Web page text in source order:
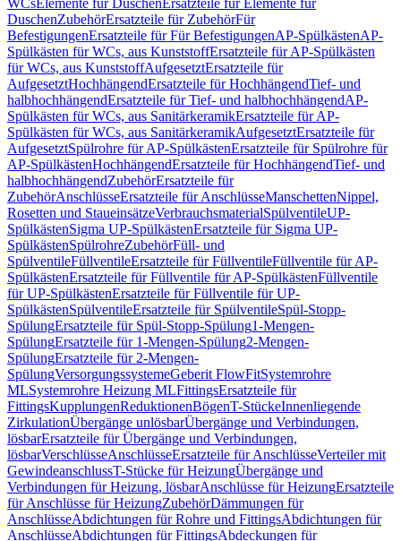
WCsElemente für DuschenErsatzteile für Elemente für
DuschenZubehörErsatzteile für ZubehörFür
BefestigungenErsatzteile für Für BefestigungenAP-SpülkästenAP-
Spülkästen für WCs, aus KunststoffErsatzteile für AP-Spülkästen
für WCs, aus KunststoffAufgesetztErsatzteile für
AufgesetztHochhängendErsatzteile für HochhängendTief- und
halbhochhängendErsatzteile für Tief- und halbhochhängendAP-
Spülkästen für WCs, aus SanitärkeramikErsatzteile für AP-
Spülkästen für WCs, aus SanitärkeramikAufgesetztErsatzteile für
AufgesetztSpülrohre für AP-SpülkästenErsatzteile für Spülrohre für
AP-SpülkästenHochhängendErsatzteile für HochhängendTief- und
halbhochhängendZubehörErsatzteile für
ZubehörAnschlüsseErsatzteile für AnschlüsseManschettenNippel,
Rosetten und StaueinsätzeVerbrauchsmaterialSpülventileUP-
SpülkästenSigma UP-SpülkästenErsatzteile für Sigma UP-
SpülkästenSpülrohreZubehörFüll- und
SpülventileFüllventileErsatzteile für FüllventileFüllventile für AP-
SpülkästenErsatzteile für Füllventile für AP-SpülkästenFüllventile
für UP-SpülkästenErsatzteile für Füllventile für UP-
SpülkästenSpülventileErsatzteile für SpülventileSpül-Stopp-
SpülungErsatzteile für Spül-Stopp-Spülung1-Mengen-
SpülungErsatzteile für 1-Mengen-Spülung2-Mengen-
SpülungErsatzteile für 2-Mengen-
SpülungVersorgungssystemeGeberit FlowFitSystemrohre
MLSystemrohre Heizung MLFittingsErsatzteile für
FittingsKupplungenReduktionenBögenT-StückeInnenliegende
ZirkulationÜbergänge unlösbarÜbergänge und Verbindungen,
lösbarErsatzteile für Übergänge und Verbindungen,
lösbarVerschlüsseAnschlüsseErsatzteile für AnschlüsseVerteiler mit
GewindeanschlussT-Stücke für HeizungÜbergänge und
Verbindungen für Heizung, lösbarAnschlüsse für HeizungErsatzteile
für Anschlüsse für HeizungZubehörDämmungen für
AnschlüsseAbdichtungen für Rohre und FittingsAbdichtungen für
AnschlüsseAbdichtungen für FittingsAbdeckungen für